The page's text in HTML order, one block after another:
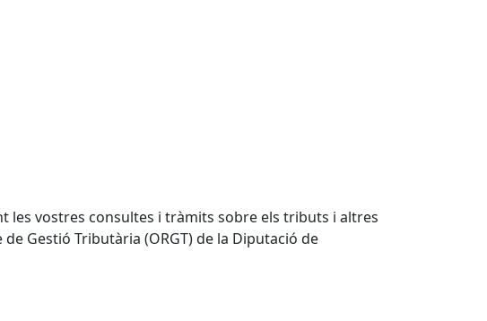
vostres consultes i tràmits sobre els tributs i altres
Gestió Tributària (ORGT) de la Diputació de